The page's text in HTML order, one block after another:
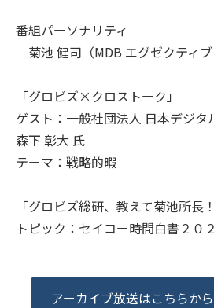
番組パーソナリティ
菊池 健司（MDB エグゼクティブ
「グロビズ×クロストーク」
ゲスト：一般社団法人 日本デジ
森下 彰大 氏
テーマ：戦略的暇
「グロビズ総研、教えて菊池所長！
トピック：セイコー時間白書２０
アーカイブ放送はこちらか